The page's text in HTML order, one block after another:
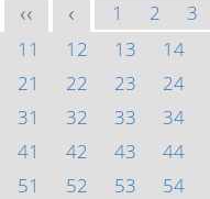
<< < 1 2 3
11
12 13 14
21
22 23 24
31
32 33 34
41
42 43 44
51
52 53 54